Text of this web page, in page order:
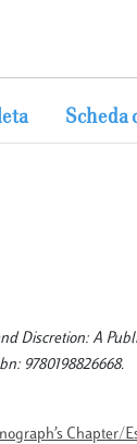
Scheda
Discretion: A
9780198826668.
Chapter/